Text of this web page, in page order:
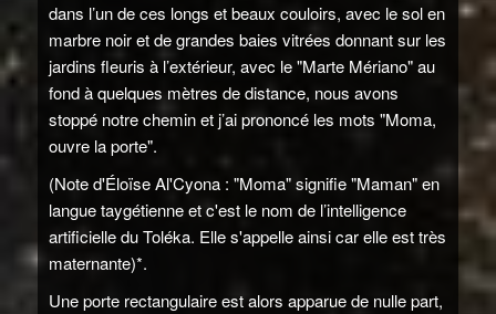
dans l’un de ces longs et beaux couloirs, avec le sol en
marbre noir et de grandes baies vitrées donnant sur les
jardins fleuris à l’extérieur, avec le "Marte Mériano" au
fond à quelques mètres de distance, nous avons
stoppé notre chemin et j’ai prononcé les mots "Moma,
ouvre la porte".
(Note d'Éloïse Al'Cyona : "Moma" signifie "Maman" en
langue taygétienne et c'est le nom de l’intelligence
artificielle du Toléka. Elle s'appelle ainsi car elle est très
maternante)*.
Une porte rectangulaire est alors apparue de nulle part,